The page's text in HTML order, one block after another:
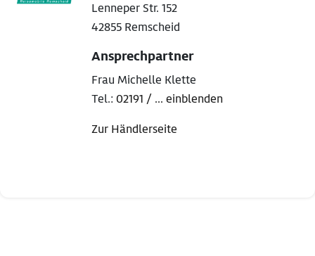
Lenneper Str. 152
42855 Remscheid
Ansprechpartner
Frau Michelle Klette
Tel.: 02191 / ... einblenden
Zur Händlerseite